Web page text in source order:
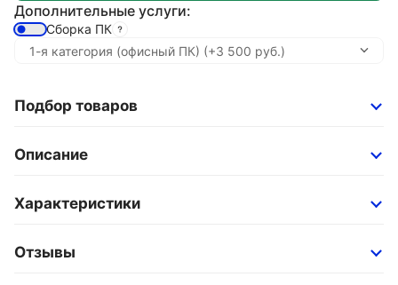
Дополнительные услуги:
Сборка ПК
Подбор товаров
Описание
Характеристики
Отзывы